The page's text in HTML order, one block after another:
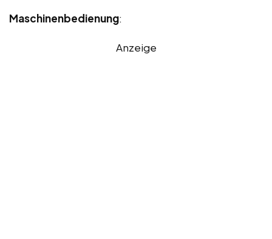
Maschinenbedienung:
Anzeige